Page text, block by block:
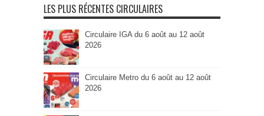
LES PLUS RÉCENTES CIRCULAIRES
Circulaire IGA du 6 août au 12 août
2026
Circulaire Metro du 6 août au 12 août
2026